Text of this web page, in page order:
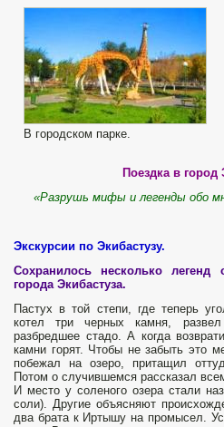
В городском парке.
Поездка в город
«Разрушь мифы и легенды обо
Экскурсии по Экибастузу.
Сохранилось несколько легенд
города Экибастуза.
Пастух в той степи, где теперь
котел три черных камня,
разбредшее стадо. А когда
камни горят. Чтобы не забыть это
побежал на озеро, притащил
Потом о случившемся рассказал
И место у соленого озера стали
соли). Другие объясняют
два брата к Иртышу на промысел.